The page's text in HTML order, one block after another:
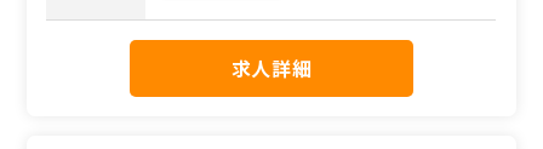
求人詳細